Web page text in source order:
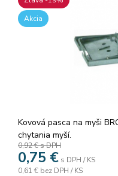
Akcia
Kovová pasca na myši
chytania myší.
0,92 €s DPH
0,75 € s DPH / KS
0,61 € bez DPH / KS